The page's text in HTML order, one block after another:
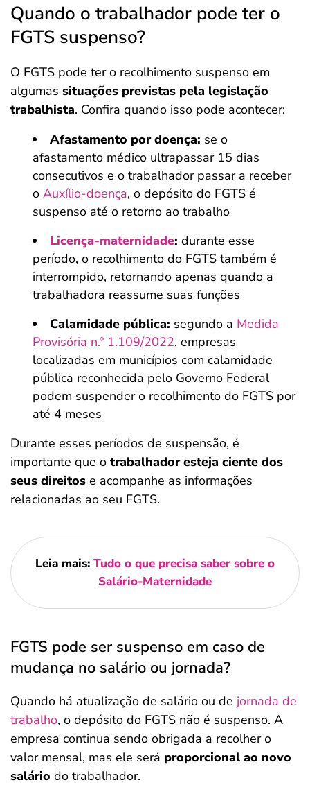
Quando o trabalhador pode ter o
FGTS suspenso?
O FGTS pode ter o recolhimento suspenso em
algumas situações previstas pela legislação
trabalhista. Confira quando isso pode acontecer:
Afastamento por doença: se o
afastamento médico ultrapassar 15 dias
consecutivos e o trabalhador passar a receber
o Auxílio-doença, o depósito do FGTS é
suspenso até o retorno ao trabalho
Licença-maternidade: durante esse
período, o recolhimento do FGTS também é
interrompido, retornando apenas quando a
trabalhadora reassume suas funções
Calamidade pública: segundo a Medida
Provisória n.º 1.109/2022, empresas
localizadas em municípios com calamidade
pública reconhecida pelo Governo Federal
podem suspender o recolhimento do FGTS por
até 4 meses
Durante esses períodos de suspensão, é
importante que o trabalhador esteja ciente dos
seus direitos e acompanhe as informações
relacionadas ao seu FGTS.
Leia mais: Tudo o que precisa saber sobre o
Salário-Maternidade
FGTS pode ser suspenso em caso de
mudança no salário ou jornada?
Quando há atualização de salário ou de jornada de
trabalho, o depósito do FGTS não é suspenso. A
empresa continua sendo obrigada a recolher o
valor mensal, mas ele será proporcional ao novo
salário do trabalhador.